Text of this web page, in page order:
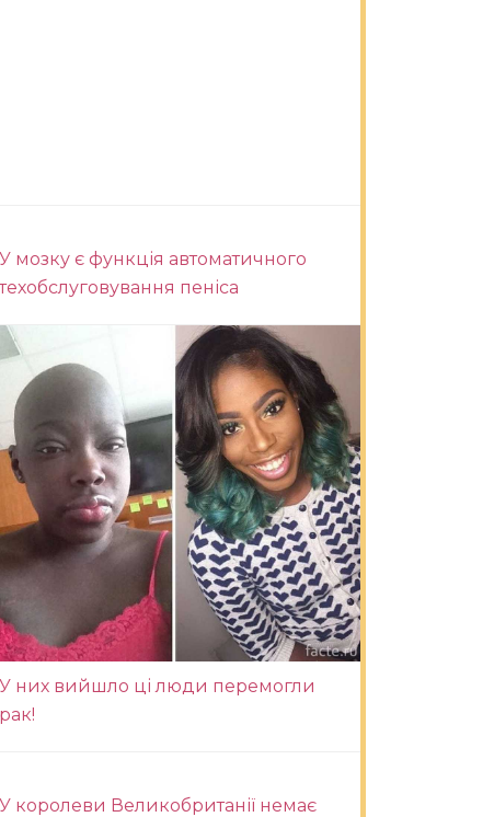
У мозку є функція автоматичного
техобслуговування пеніса
У них вийшло ці люди перемогли
рак!
У королеви Великобританії немає